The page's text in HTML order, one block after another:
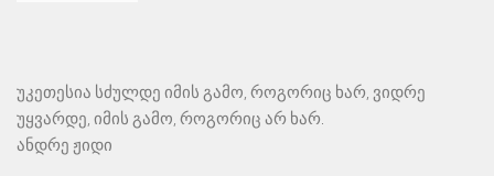
უკეთესია სძულდე იმის გამო, როგორიც ხარ, ვიდრე
უყვარდე, იმის გამო, როგორიც არ ხარ.
ანდრე ჟიდი